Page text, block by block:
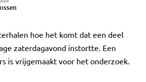
hoe het komt dat een deel
zaterdagavond instortte. Een
is vrijgemaakt voor het onderzoek.